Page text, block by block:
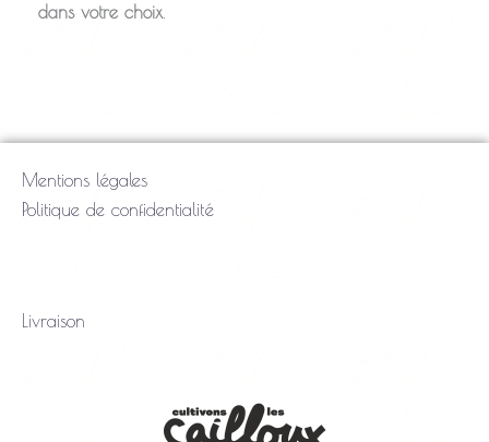
dans votre choix
Mentions légales
Politique de confidentialité
Livraison